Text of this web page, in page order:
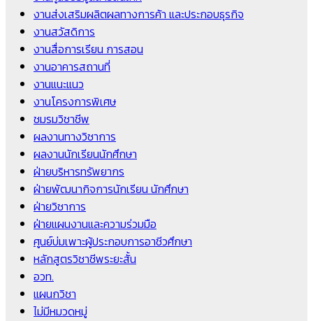
งานส่งเสริมผลิตผลทางการค้า และประกอบธุรกิจ
งานสวัสดิการ
งานสื่อการเรียน การสอน
งานอาคารสถานที่
งานแนะแนว
งานโครงการพิเศษ
ชมรมวิชาชีพ
ผลงานทางวิชาการ
ผลงานนักเรียนนักศึกษา
ฝ่ายบริหารทรัพยากร
ฝ่ายพัฒนากิจการนักเรียน นักศึกษา
ฝ่ายวิชาการ
ฝ่ายแผนงานและความร่วมมือ
ศูนย์บ่มเพาะผู้ประกอบการอาชีวศึกษา
หลักสูตรวิชาชีพระยะสั้น
อวท.
แผนกวิชา
ไม่มีหมวดหมู่